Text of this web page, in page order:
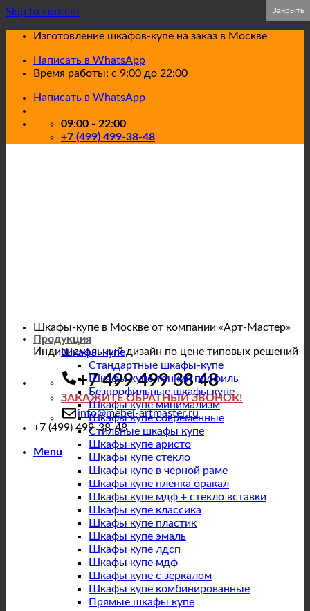
Skip to content
Изготовление шкафов-купе на заказ в Москве
Написать в WhatsApp
Время работы: с 9:00 до 22:00
Написать в WhatsApp
09:00 - 22:00
+7 (499) 499-38-48
Шкафы-купе в Москве от компании «Арт-Мастер»
Индивидуальный дизайн по цене типовых решений
+7 499 499 38 48
ЗАКАЖИТЕ ОБРАТНЫЙ ЗВОНОК!
info@mebel-artmaster.ru
+7 (499) 499-38-48
Menu
Продукция
Шкафы купе
Стандартные шкафы-купе
Шкафы купе тонкий профиль
Безпрофильные шкафы купе
Шкафы купе минимализм
Шкафы купе современные
Стильные шкафы купе
Шкафы купе аристо
Шкафы купе стекло
Шкафы купе в черной раме
Шкафы купе пленка оракал
Шкафы купе мдф + стекло вставки
Шкафы купе классика
Шкафы купе пластик
Шкафы купе эмаль
Шкафы купе лдсп
Шкафы купе мдф
Шкафы купе с зеркалом
Шкафы купе комбинированные
Прямые шкафы купе
Закрыть
Закрыть